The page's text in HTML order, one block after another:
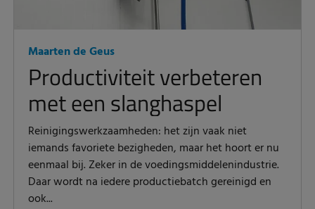
Maarten de Geus
Productiviteit verbeteren
met een slanghaspel
Reinigingswerkzaamheden: het zijn vaak niet
iemands favoriete bezigheden, maar het hoort er nu
eenmaal bij. Zeker in de voedingsmiddelenindustrie.
Daar wordt na iedere productiebatch gereinigd en
ook...